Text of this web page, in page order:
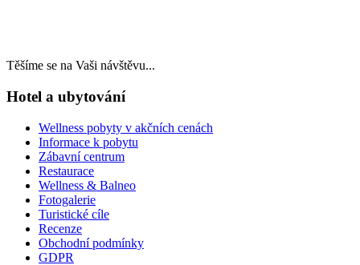
Těšíme se na Vaši návštěvu...
Hotel a ubytování
Wellness pobyty v akčních cenách
Informace k pobytu
Zábavní centrum
Restaurace
Wellness & Balneo
Fotogalerie
Turistické cíle
Recenze
Obchodní podmínky
GDPR